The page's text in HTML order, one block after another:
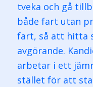
tveka och gå
både fart utan
fart, så att hitta
avgörande.
arbetar i ett
stället för att